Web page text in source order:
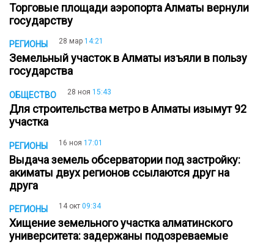
Торговые площади аэропорта Алматы вернули
государству
РЕГИОНЫ 28 мар 14:21
Земельный участок в Алматы изъяли в пользу
государства
ОБЩЕСТВО 28 ноя 15:43
Для строительства метро в Алматы изымут 92
участка
РЕГИОНЫ 16 ноя 17:01
Выдача земель обсерватории под застройку:
акиматы двух регионов ссылаются друг на
друга
РЕГИОНЫ 14 окт 09:34
Хищение земельного участка алматинского
университета: задержаны подозреваемые